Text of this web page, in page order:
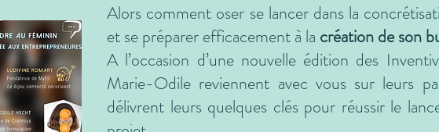
Alors comment oser se lancer dans la
et se préparer efficacement à la création de son
A l’occasion d’une nouvelle édition des
Marie-Odile reviennent avec vous sur leurs
délivrent leurs quelques clés pour réussir le